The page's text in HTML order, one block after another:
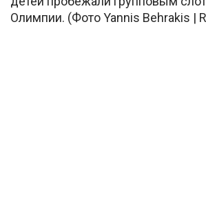
Олимпии. (Фото Yannis Behrakis |